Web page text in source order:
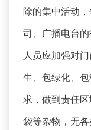
除的集中活动
司、广播电台
人员应加强对
生、包绿化、
求，做到责任
袋等杂物，无